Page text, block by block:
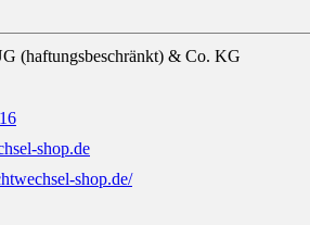
(haftungsbeschränkt) & Co. KG
shop.de
shop.de/